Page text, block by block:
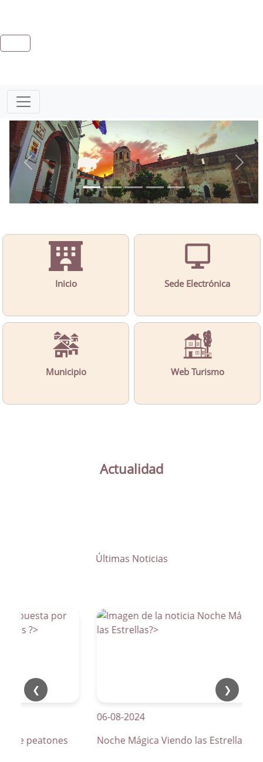
Inicio Sede Electrónica
Municipio Web Turismo
Actualidad
Últimas Noticias
❮ ❯
de peatones
06-08-2024
Noche Mágica Viendo las Estrellas